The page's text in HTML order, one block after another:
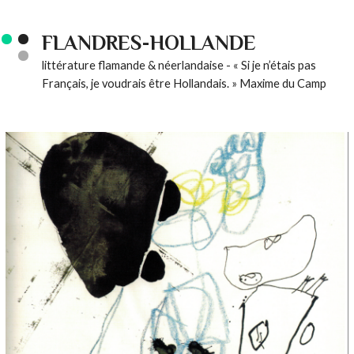
FLANDRES-HOLLANDE
littérature flamande & néerlandaise - « Si je n’étais pas
Français, je voudrais être Hollandais. » Maxime du Camp